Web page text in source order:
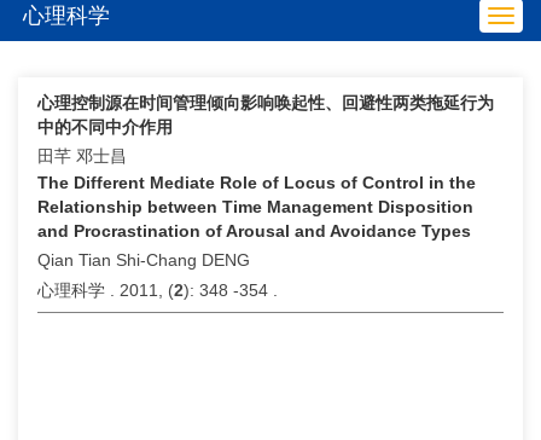
心理科学
心理控制源在时间管理倾向影响唤起性、回避性两类拖延行为
中的不同中介作用
田芊 邓士昌
The Different Mediate Role of Locus of Control in the
Relationship between Time Management Disposition
and Procrastination of Arousal and Avoidance Types
Qian Tian Shi-Chang DENG
心理科学 . 2011, (2): 348 -354 .